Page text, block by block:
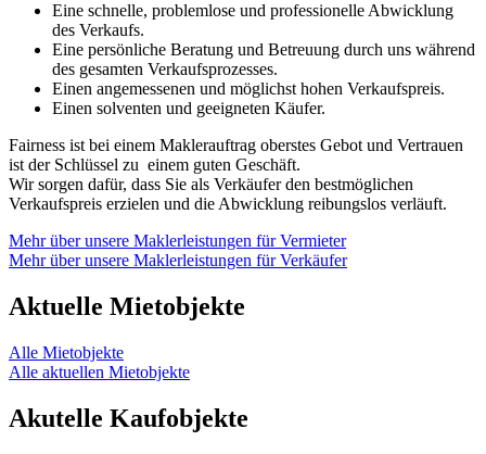
Eine schnelle, problemlose und professionelle Abwicklung
des Verkaufs.
Eine persönliche Beratung und Betreuung durch uns während
des gesamten Verkaufsprozesses.
Einen angemessenen und möglichst hohen Verkaufspreis.
Einen solventen und geeigneten Käufer.
Fairness ist bei einem Maklerauftrag oberstes Gebot und Vertrauen
ist der Schlüssel zu einem guten Geschäft.
Wir sorgen dafür, dass Sie als Verkäufer den bestmöglichen
Verkaufspreis erzielen und die Abwicklung reibungslos verläuft.
Mehr über unsere Maklerleistungen für Vermieter
Mehr über unsere Maklerleistungen für Verkäufer
Aktuelle Mietobjekte
Alle Mietobjekte
Alle aktuellen Mietobjekte
Akutelle Kaufobjekte